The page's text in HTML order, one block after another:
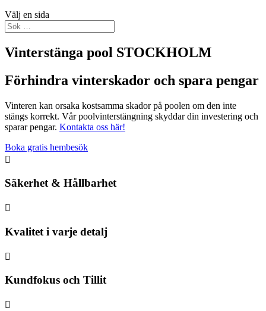
Välj en sida
Vinterstänga pool STOCKHOLM
Förhindra vinterskador och spara pengar
Vinteren kan orsaka kostsamma skador på poolen om den inte
stängs korrekt. Vår poolvinterstängning skyddar din investering och
sparar pengar. Kontakta oss här!
Boka gratis hembesök

Säkerhet & Hållbarhet

Kvalitet i varje detalj

Kundfokus och Tillit
